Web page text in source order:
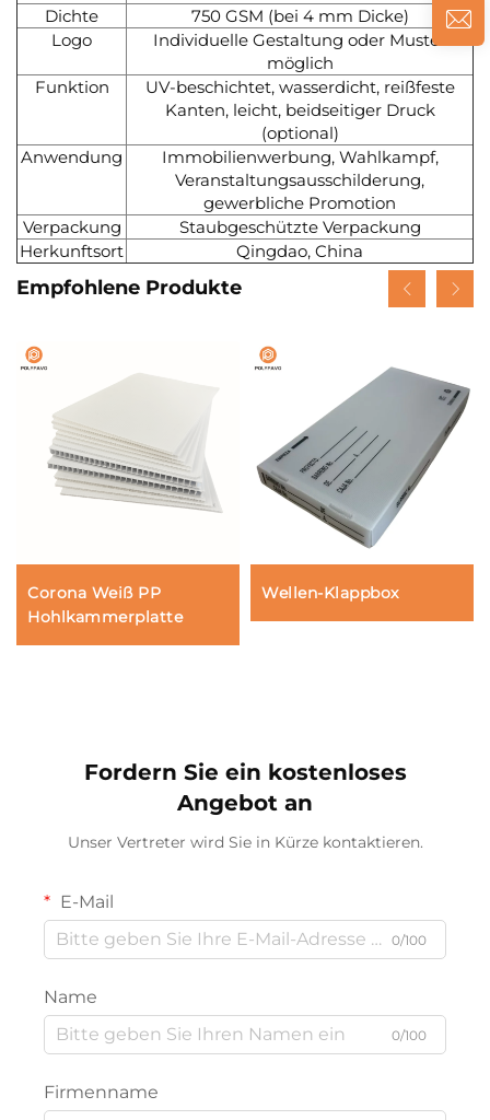
Dichte
750 GSM (bei 4 mm Dicke)
Logo
Individuelle Gestaltung oder Muster
möglich
Funktion
UV-beschichtet, wasserdicht, reißfeste
Kanten, leicht, beidseitiger Druck
(optional)
Anwendung
Immobilienwerbung, Wahlkampf,
Veranstaltungsausschilderung,
gewerbliche Promotion
Verpackung
Staubgeschützte Verpackung
Herkunftsort
Qingdao, China
Empfohlene Produkte
Corona Weiß PP
Hohlkammerplatte
Wellen-Klappbox
Fordern Sie ein kostenloses
Angebot an
Unser Vertreter wird Sie in Kürze kontaktieren.
E-Mail
0/100
Name
0/100
Firmenname